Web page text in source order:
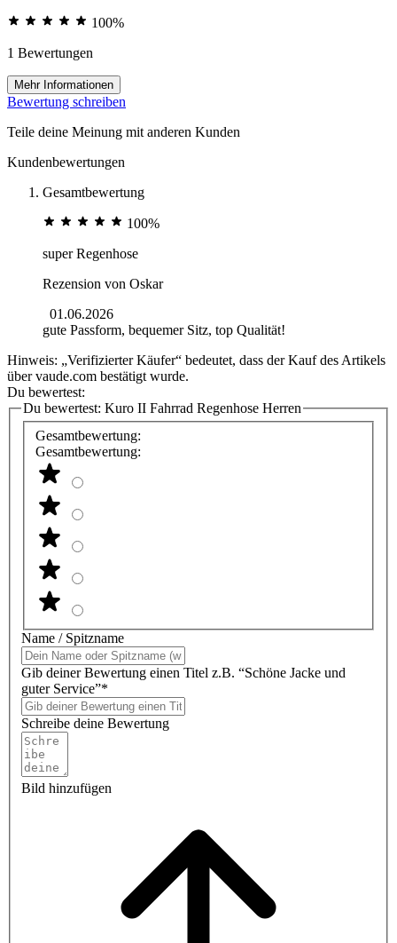
100%
1 Bewertungen
Mehr Informationen
Bewertung schreiben
Teile deine Meinung mit anderen Kunden
Kundenbewertungen
Gesamtbewertung
100%
super Regenhose
Rezension von Oskar
01.06.2026
gute Passform, bequemer Sitz, top Qualität!
Hinweis: „Verifizierter Käufer“ bedeutet, dass der Kauf des Artikels
über vaude.com bestätigt wurde.
Du bewertest:
Du bewertest: Kuro II Fahrrad Regenhose Herren
Gesamtbewertung:
Gesamtbewertung:
Name / Spitzname
Gib deiner Bewertung einen Titel z.B. “Schöne Jacke und
guter Service”*
Schreibe deine Bewertung
Bild hinzufügen